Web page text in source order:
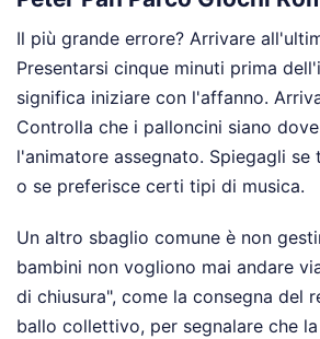
Il più grande errore? Arrivare
Presentarsi cinque minuti prima
significa iniziare con l'affanno.
Controlla che i palloncini siano
l'animatore assegnato. Spiegagli
o se preferisce certi tipi di musica.
Un altro sbaglio comune è non
bambini non vogliono mai andare
di chiusura", come la consegna del
ballo collettivo, per segnalare che